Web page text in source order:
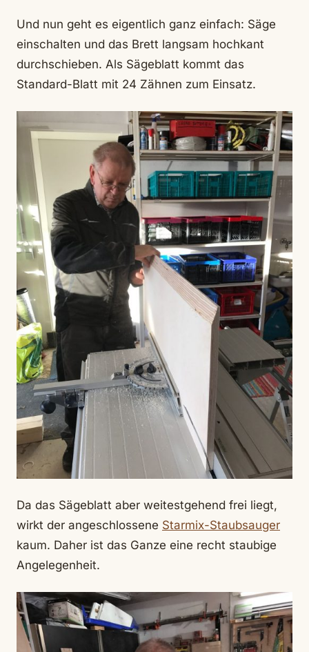
Und nun geht es eigentlich ganz einfach: Säge
einschalten und das Brett langsam hochkant
durchschieben. Als Sägeblatt kommt das
Standard-Blatt mit 24 Zähnen zum Einsatz.
Da das Sägeblatt aber weitestgehend frei liegt,
wirkt der angeschlossene Starmix-Staubsauger
kaum. Daher ist das Ganze eine recht staubige
Angelegenheit.